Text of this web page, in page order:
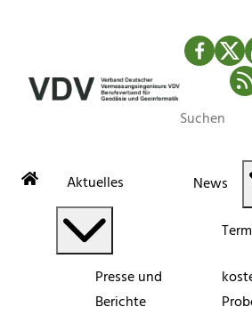
Suche
Aktuelles
Presse und
Berichte
News